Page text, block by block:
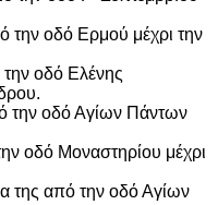
την οδό Ερμού μέχρι την
οδό Ελένης
την οδό Αγίων Πάντων
οδό Μοναστηρίου μέχρι
της από την οδό Αγίων